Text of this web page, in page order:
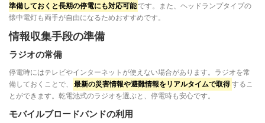
準備しておくと長期の停電にも対応可能です。また、ヘッドランプタイプの
懐中電灯も両手が自由になるためおすすめです。
情報収集手段の準備
ラジオの常備
停電時にはテレビやインターネットが使えない場合があります。ラジオを常
備しておくことで、
最新の災害情報や避難情報をリアルタイムで取得するこ
とができます。乾電池式のラジオを選ぶと、停電時も安心です。
モバイルブロードバンドの利用